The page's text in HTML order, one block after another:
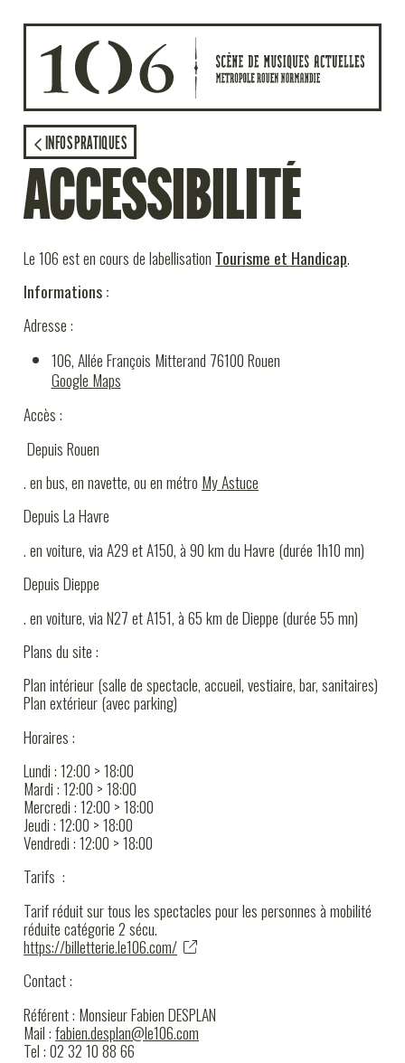
INFOS PRATIQUES
ACCESSIBILITÉ
Le 106 est en cours de labellisation Tourisme et Handicap.
Informations :
Adresse :
106, Allée François Mitterand 76100 Rouen
Google Maps
Accès :
Depuis Rouen
. en bus, en navette, ou en métro My Astuce
Depuis La Havre
. en voiture, via A29 et A150, à 90 km du Havre (durée 1h10 mn)
Depuis Dieppe
. en voiture, via N27 et A151, à 65 km de Dieppe (durée 55 mn)
Plans du site :
Plan intérieur (salle de spectacle, accueil, vestiaire, bar, sanitaires)
Plan extérieur (avec parking)
Horaires :
Lundi : 12:00 > 18:00
Mardi : 12:00 > 18:00
Mercredi : 12:00 > 18:00
Jeudi : 12:00 > 18:00
Vendredi : 12:00 > 18:00
Tarifs :
Tarif réduit sur tous les spectacles pour les personnes à mobilité
réduite catégorie 2 sécu.
https://billetterie.le106.com/
Contact :
Référent : Monsieur Fabien DESPLAN
Mail :fabien.desplan@le106.com
Tel : 02 32 10 88 66
AGENDA
ACTION CULTURELLE
STUDIOS
LE MAG
LE 106
INFOS PRATIQUES